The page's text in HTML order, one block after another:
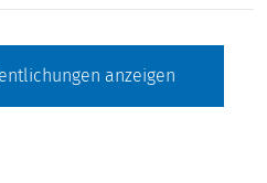
anzeigen